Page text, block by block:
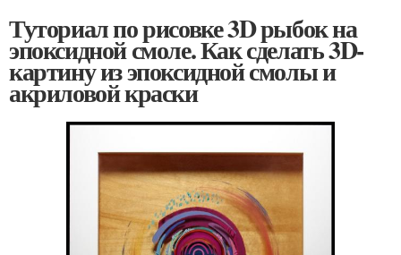
Туториал по рисовке 3D рыбок на
эпоксидной смоле. Как сделать 3D-
картину из эпоксидной смолы и
акриловой краски